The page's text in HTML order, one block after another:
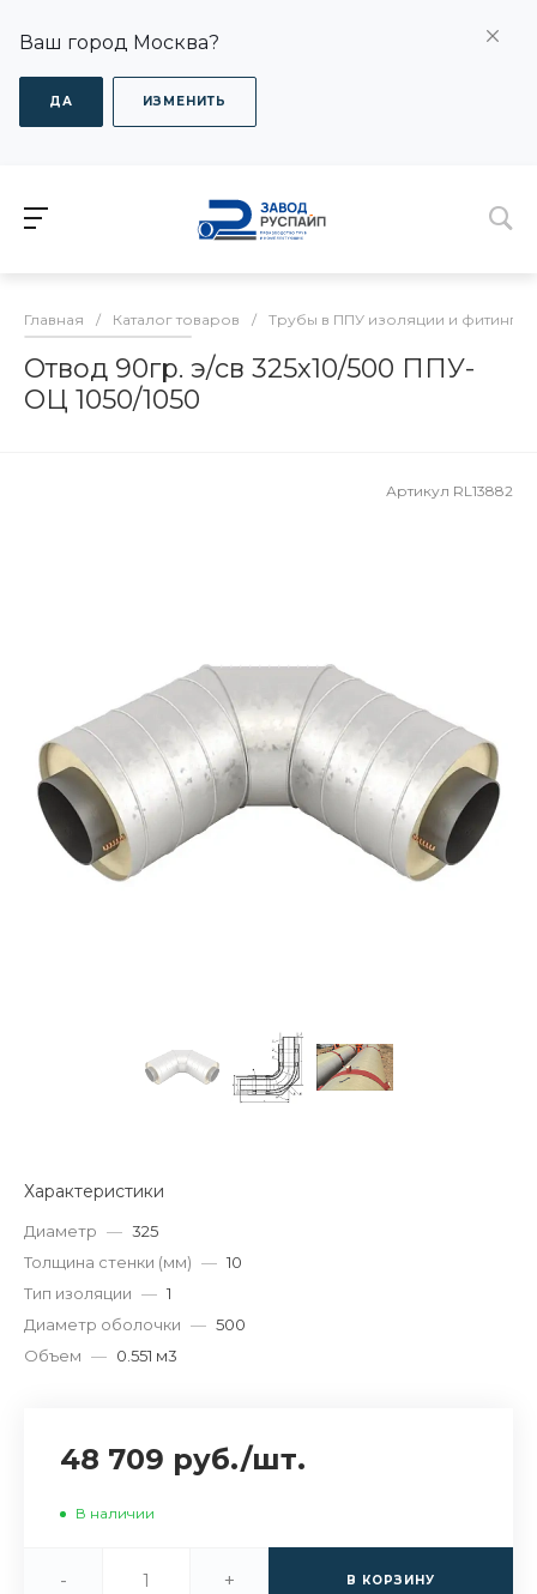
Ваш город Москва?
ДА ИЗМЕНИТЬ
Главная / Каталог товаров / Трубы в ППУ изоляции и фитинги
Отвод 90гр. э/св 325х10/500 ППУ-
ОЦ 1050/1050
Артикул RL13882
Характеристики
Диаметр — 325
Толщина стенки (мм) — 10
Тип изоляции — 1
Диаметр оболочки — 500
Объем — 0.551 м3
48 709 руб./шт.
В наличии
- + В КОРЗИНУ